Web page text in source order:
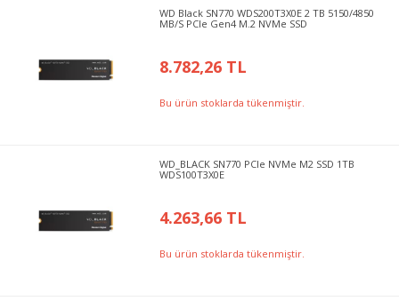
WD Black SN770 WDS200T3X0E 2 TB 5150/4850
MB/S PCIe Gen4 M.2 NVMe SSD
8.782,26 TL
Bu ürün stoklarda tükenmiştir.
WD_BLACK SN770 PCIe NVMe M2 SSD 1TB
WDS100T3X0E
4.263,66 TL
Bu ürün stoklarda tükenmiştir.